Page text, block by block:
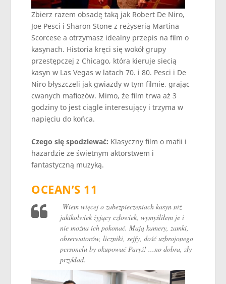
Zbierz razem obsadę taką jak Robert De Niro,
Joe Pesci i Sharon Stone z reżyserią Martina
Scorcese a otrzymasz idealny przepis na film o
kasynach. Historia kręci się wokół grupy
przestępczej z Chicago, która kieruje siecią
kasyn w Las Vegas w latach 70. i 80. Pesci i De
Niro błyszczeli jak gwiazdy w tym filmie, grając
cwanych mafiozów. Mimo, że film trwa aż 3
godziny to jest ciągle interesujący i trzyma w
napięciu do końca.
Czego się spodziewać: Klasyczny film o mafii i
hazardzie ze świetnym aktorstwem i
fantastyczną muzyką.
OCEAN’S 11
Wiem więcej o zabezpieczeniach kasyn niż
jakikolwiek żyjący człowiek, wymyśliłem je i
nie można ich pokonać. Mają kamery, zamki,
obserwatorów, liczniki, sejfy, dość uzbrojonego
personelu by okupować Paryż! ...no dobra, zły
przykład.